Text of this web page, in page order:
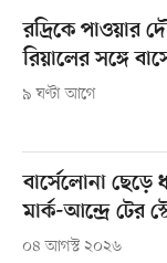
রদ্রিকে পাওয়ার
রিয়ালের সঙ্গে
৯ ঘণ্টা আগে
বার্সেলোনা ছেড়ে
মার্ক-আন্দ্রে টের
০৪ আগস্ট ২০২৬